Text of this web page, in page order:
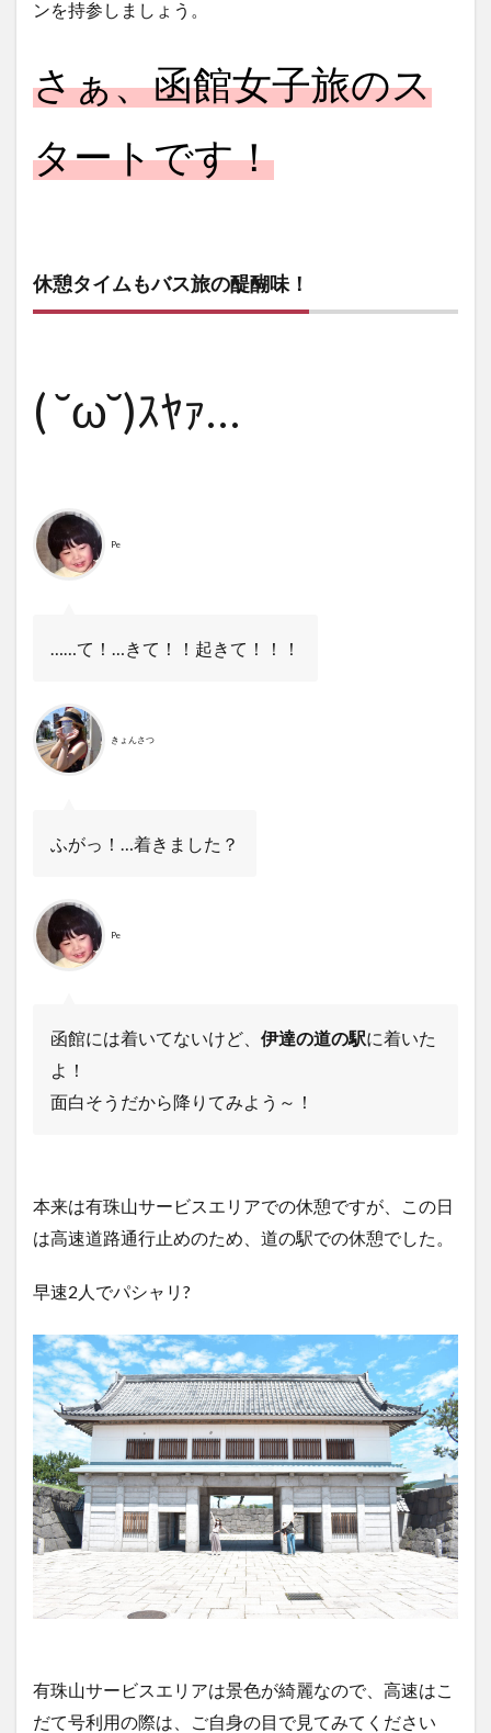
ンを持参しましょう。
さぁ、函館女子旅のス
タートです！
休憩タイムもバス旅の醍醐味！
( ˘ω˘)ｽﾔｧ…
Pe
……て！…きて！！起きて！！！
きょんさつ
ふがっ！…着きました？
Pe
函館には着いてないけど、 伊達の道の駅に着いた
よ！
面白そうだから降りてみよう～！
本来は有珠山サービスエリアでの休憩ですが、この日
は高速道路通行止めのため、道の駅での休憩でした。
早速2人でパシャリ?
有珠山サービスエリアは景色が綺麗なので、高速はこ
だて号利用の際は、ご自身の目で見てみてください